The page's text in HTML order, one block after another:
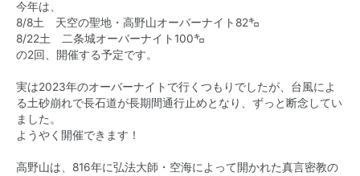
今年は、
8/8土 天空の聖地・高野山オーバーナイト82㌔
8/22土 二条城オーバーナイト100㌔
の2回、開催する予定です。
実は2023年のオーバーナイトで行くつもりでしたが、台風によ
る土砂崩れで長石道が長期間通行止めとなり、ずっと断念してい
ました。
ようやく開催できます！
高野山は、816年に弘法大師・空海によって開かれた真言密教の